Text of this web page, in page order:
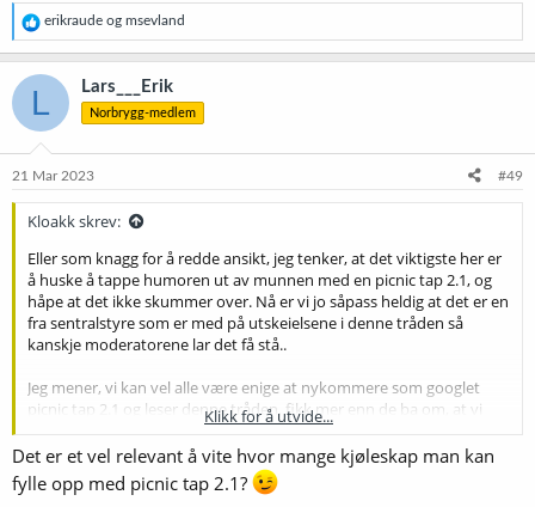
R
e
a
k
j
o
e
erikraude og msevland
L Lars___Erik
Norbrygg-medlem
21 Mar 2023 #49
Kloakk skrev:
Eller som knagg for å redde ansikt, jeg tenker, at det viktigste her er
å huske å tappe humoren ut av munnen med en picnic tap 2.1, og
håpe at det ikke skummer over. Nå er vi jo såpass heldig at det er en
fra sentralstyre som er med på utskeielsene i denne tråden så
kanskje moderatorene lar det få stå..
Jeg mener, vi kan vel alle være enige at nykommere som googlet
picnic tap 2.1 og leser denne tråden, fikk mer enn de ba om, at vi
gjerne skulle vært fluen på veggen for å kunne se ansiktsutrykkene
morfe til spørsmålstegn etterhvert som de går fra å få innsikt om å
få en kran til å fungere optimalt, til en øyevåkner om hvordan
denne hobbyen kan ende i skilsmisser, og ikke minst hvilken
Klikk for å utvide...
Det er et vel relevant å vite hvor mange kjøleskap man kan
fylle opp med picnic tap 2.1?